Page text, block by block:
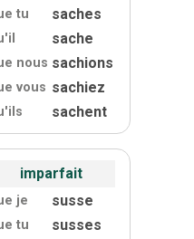
tu saches
il sache
nous sachions
vous sachiez
ils sachent
imparfait
je susse
tu susses